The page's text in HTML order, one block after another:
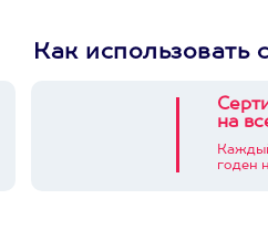
Как использовать
на
годен